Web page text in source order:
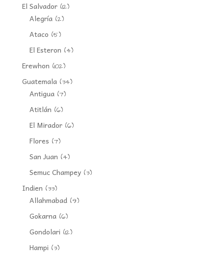
El Salvador(12)
Alegría(2)
Ataco (5)
El Esteron (4)
Erewhon (102)
Guatemala(34)
Antigua(7)
Atitlán (6)
El Mirador(6)
Flores (7)
San Juan (4)
Semuc Champey(3)
Indien (33)
Allahmabad(9)
Gokarna(6)
Gondolari (12)
Hampi (3)